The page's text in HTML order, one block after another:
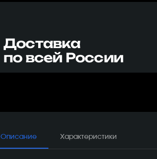
Доставка
по всей России
Описание Характеристики